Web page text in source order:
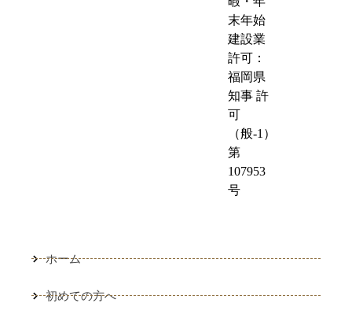
末年始
建設業
許可：
福岡県
知事 許
可
（般-1）
第
107953
号
ホーム
初めての方へ